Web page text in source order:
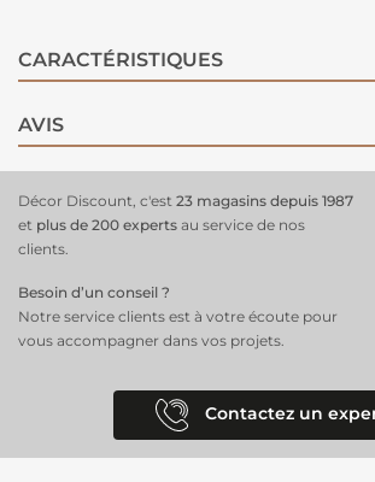
CARACTÉRISTIQUES
AVIS
Décor Discount, c'est 23 magasins depuis 1987
et plus de 200 experts au service de nos
clients.
Besoin d’un conseil ?
Notre service clients est à votre écoute pour
vous accompagner dans vos projets.
Contactez un